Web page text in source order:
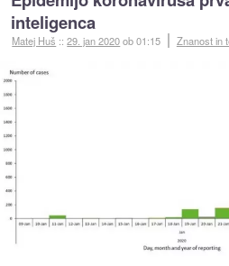
inteligenca
Matej Huš ::29. jan 2020ob 01:15 Znanost in